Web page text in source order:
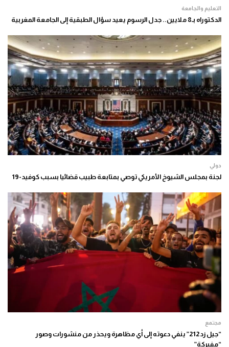
التعليم والجامعة
الدكتوراه بـ8 ملايين.. جدل الرسوم يعيد سؤال الطبقية إلى الجامعة المغربية
دولي
لجنة بمجلس الشيوخ الأمريكي توصي بمتابعة طبيب قضائيا بسبب كوفيد-19
مجتمع
“جيل زد 212” ينفي دعوته إلى أي مظاهرة ويحذر من منشورات وصور
“مفبركة”